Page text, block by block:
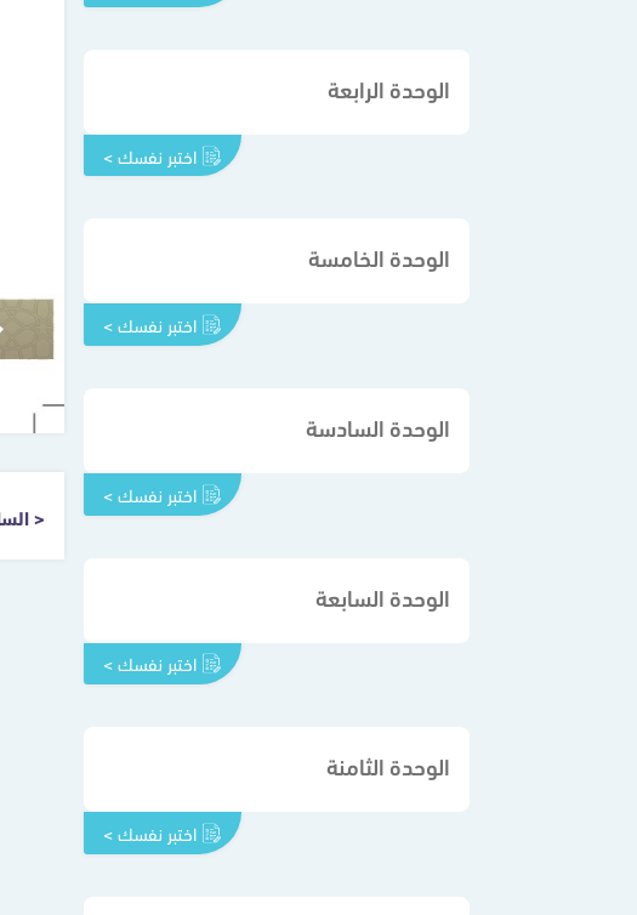
الوحدة الرابعة
اختبر نفسك >
الوحدة الخامسة
اختبر نفسك >
الوحدة السادسة
اختبر نفسك >
الوحدة السابعة
اختبر نفسك >
الوحدة الثامنة
اختبر نفسك >
<